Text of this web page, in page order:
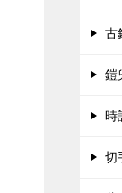
古
鎧
時
切